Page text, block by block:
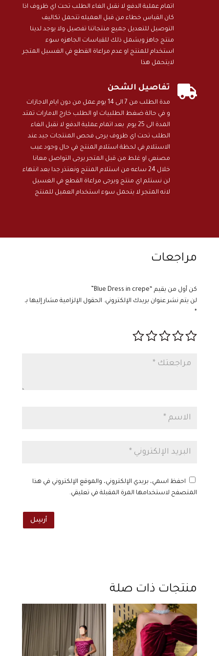
اتمام عملية الدفع لا نقبل الغاء الطلب تحت اي ظروف اذا
كان القياس خطاء من قبل العميله تتحمل تكاليف
التوصيل للتعديل جميع منتجاتنا تفصيل ولا يوجد لدينا
منتج جاهز ويشمل ذلك للقياسات الجاهزه سوء
استخدام للمنتج او عدم مراعاة القطع في الغسيل المتجر
لايتحمل هذا
 تفاصيل الشحن
مدة الطلب من 7 الى 14 يوم عمل من دون ايام الاجازات
و في حالة ضغط الطلبيات او الطلب خارج الامارات تمتد
المدة الى 25 يوم بعد اتمام عملية الدفع لا نقبل الغاء
الطلب تحت اي ظروف يرجى فحص المنتجات جيد عند
الاستلام في لحظة استلام المنتج في حال وجود عيب
مصنعي او غلط من قبل المتجر يرجى التواصل معانا
خلال 24 ساعه من استلام المنتج ونعتذر جدا بعد انتهاء
لن نستلم اي منتج ويرجى مراعاة القطع في الغسيل
لانه المتجر لا يتحمل سوء استخدام العميل للمنتج
مراجعات
كن أول من يقيم “Blue Dress in crepe”
لن يتم نشر عنوان بريدك الإلكتروني. الحقول الإلزامية مشار إليها بـ
*
احفظ اسمي، بريدي الإلكتروني، والموقع الإلكتروني في هذا
المتصفح لاستخدامها المرة المقبلة في تعليقي.
أرسِل
منتجات ذات صلة